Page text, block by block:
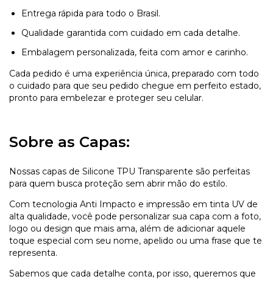
Entrega rápida para todo o Brasil.
Qualidade garantida com cuidado em cada detalhe.
Embalagem personalizada, feita com amor e carinho.
Cada pedido é uma experiência única, preparado com todo
o cuidado para que seu pedido chegue em perfeito estado,
pronto para embelezar e proteger seu celular.
Sobre as Capas:
Nossas capas de Silicone TPU Transparente são perfeitas
para quem busca proteção sem abrir mão do estilo.
Com tecnologia Anti Impacto e impressão em tinta UV de
alta qualidade, você pode personalizar sua capa com a foto,
logo ou design que mais ama, além de adicionar aquele
toque especial com seu nome, apelido ou uma frase que te
representa.
Sabemos que cada detalhe conta, por isso, queremos que